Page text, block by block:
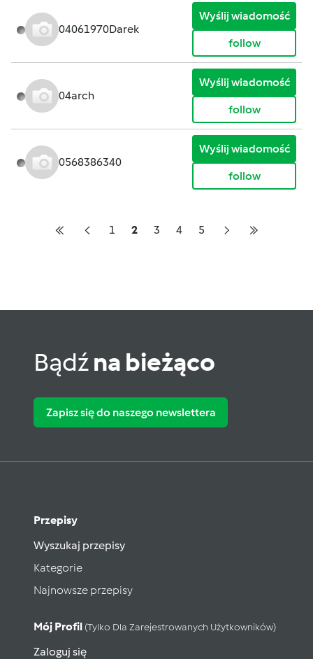
04061970Darek
Wyślij wiadomość
follow
04arch
Wyślij wiadomość
follow
0568386340
Wyślij wiadomość
follow
1 2 3 4 5
Bądźna bieżąco
Zapisz się do naszego newslettera
Przepisy
Wyszukaj przepisy
Kategorie
Najnowsze przepisy
Mój Profil (tylko Dla Zarejestrowanych Użytkowników)
Zaloguj się